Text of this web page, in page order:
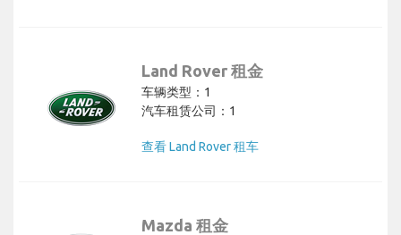
Land Rover 租金
车辆类型：1
汽车租赁公司：1
查看 Land Rover 租车
Mazda 租金